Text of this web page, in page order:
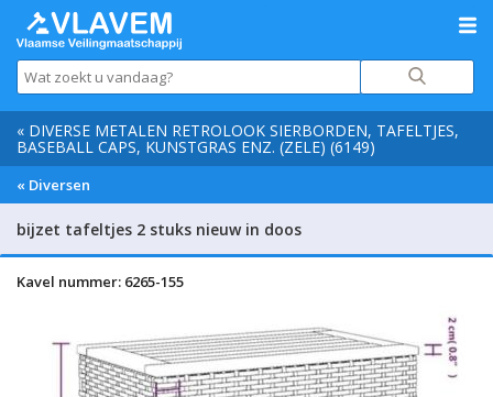
« DIVERSE METALEN RETROLOOK SIERBORDEN, TAFELTJES,
BASEBALL CAPS, KUNSTGRAS ENZ. (ZELE) (6149)
« Diversen
bijzet tafeltjes 2 stuks nieuw in doos
Kavel nummer: 6265-155